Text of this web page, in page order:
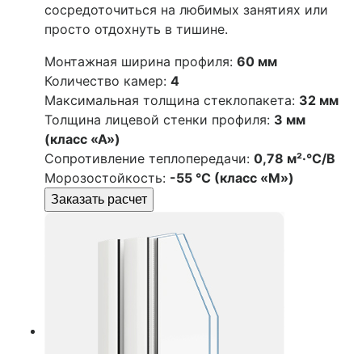
сосредоточиться на любимых занятиях или
просто отдохнуть в тишине.
Монтажная ширина профиля: 60 мм
Количество камер: 4
Максимальная толщина стеклопакета: 32 мм
Толщина лицевой стенки профиля: 3 мм
(класс «А»)
Сопротивление теплопередачи: 0,78 м²·°C/В
Морозостойкость: -55 °C (класс «М»)
Заказать расчет